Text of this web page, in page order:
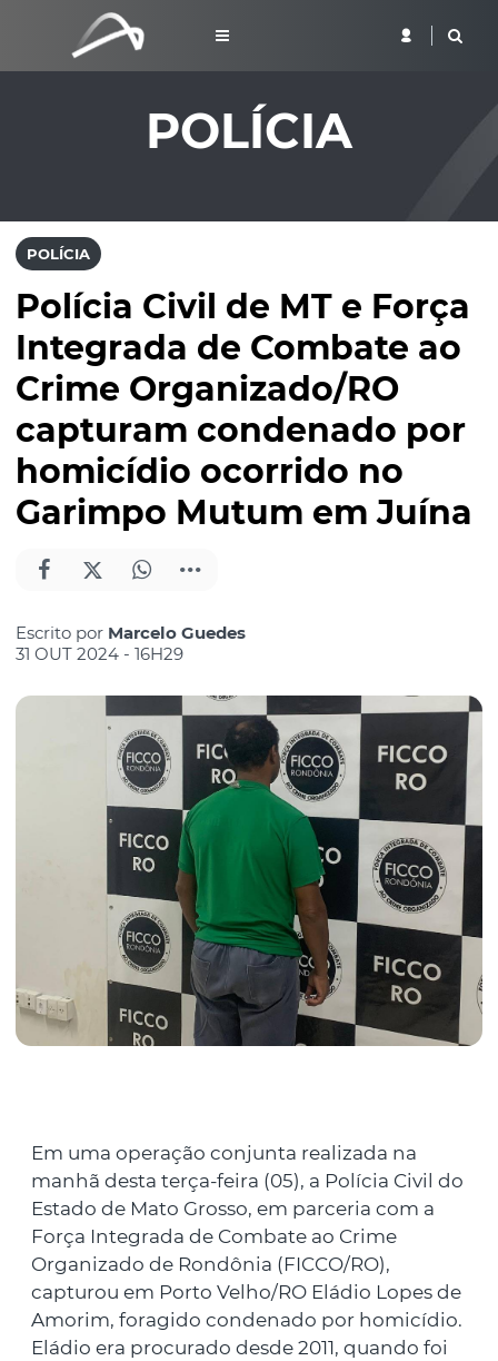
POLÍCIA
POLÍCIA
Polícia Civil de MT e Força
Integrada de Combate ao
Crime Organizado/RO
capturam condenado por
homicídio ocorrido no
Garimpo Mutum em Juína
Escrito por Marcelo Guedes
31 OUT 2024 - 16H29
Em uma operação conjunta realizada na
manhã desta terça-feira (05), a Polícia Civil do
Estado de Mato Grosso, em parceria com a
Força Integrada de Combate ao Crime
Organizado de Rondônia (FICCO/RO),
capturou em Porto Velho/RO Eládio Lopes de
Amorim, foragido condenado por homicídio.
Eládio era procurado desde 2011, quando foi